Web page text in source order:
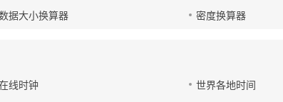
据大小换算器 密度换算器
线时钟 世界各地时间